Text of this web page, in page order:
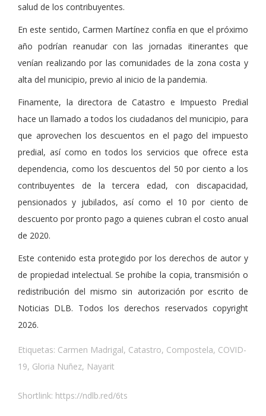
salud de los contribuyentes.
En este sentido, Carmen Martínez confía en que el próximo
año podrían reanudar con las jornadas itinerantes que
venían realizando por las comunidades de la zona costa y
alta del municipio, previo al inicio de la pandemia.
Finamente, la directora de Catastro e Impuesto Predial
hace un llamado a todos los ciudadanos del municipio, para
que aprovechen los descuentos en el pago del impuesto
predial, así como en todos los servicios que ofrece esta
dependencia, como los descuentos del 50 por ciento a los
contribuyentes de la tercera edad, con discapacidad,
pensionados y jubilados, así como el 10 por ciento de
descuento por pronto pago a quienes cubran el costo anual
de 2020.
Este contenido esta protegido por los derechos de autor y
de propiedad intelectual. Se prohibe la copia, transmisión o
redistribución del mismo sin autorización por escrito de
Noticias DLB. Todos los derechos reservados copyright
2026.
Etiquetas: Carmen Madrigal, Catastro, Compostela, COVID-
19, Gloria Nuñez, Nayarit
Shortlink: https://ndlb.red/6ts